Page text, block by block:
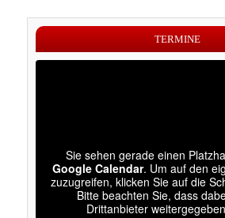
TERMINE
Sie sehen gerade einen
Google Calendar. Um auf den
zuzugreifen, klicken Sie auf die
Bitte beachten Sie, dass
Drittanbieter